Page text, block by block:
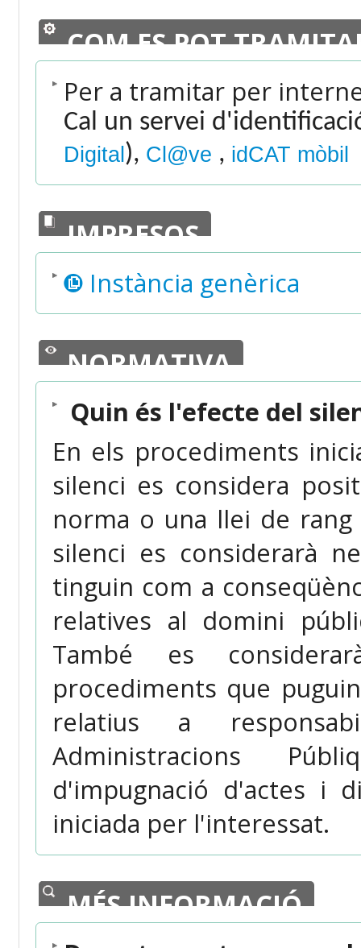
COM ES POT
Per a tramitar per
Cal un servei
Digital), Cl@ve , idCAT mòbil
IMPRESOS
Instància genèrica
NORMATIVA
Quin és l'efecte del
En els procediments
silenci es considera
norma o una llei de
silenci es considerarà
tinguin com a
relatives al domini
També es
procediments que
relatius a
Administracions
d'impugnació d'actes i
iniciada per l'interessat.
MÉS INFORMACIÓ